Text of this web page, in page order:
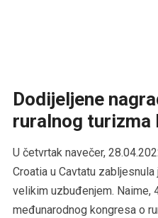
Dodijeljene
ruralnog turizma
U četvrtak navečer,
Croatia u Cavtatu
velikim uzbuđenjem. Naime,
međunarodnog kongresa o